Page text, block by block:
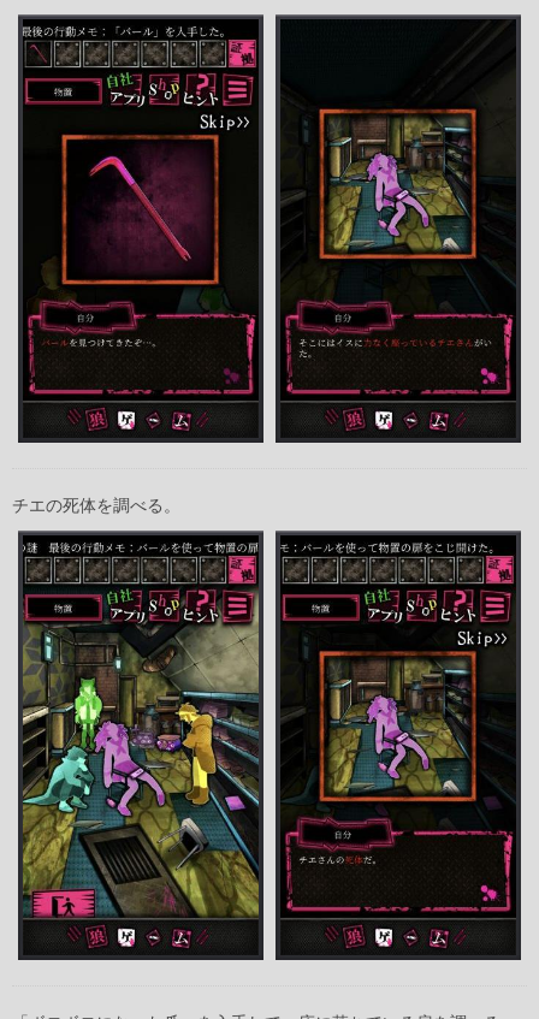
チエの死体を調べる。